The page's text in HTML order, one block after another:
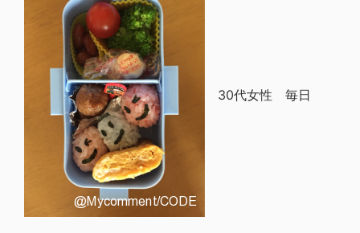
30代女性 毎日